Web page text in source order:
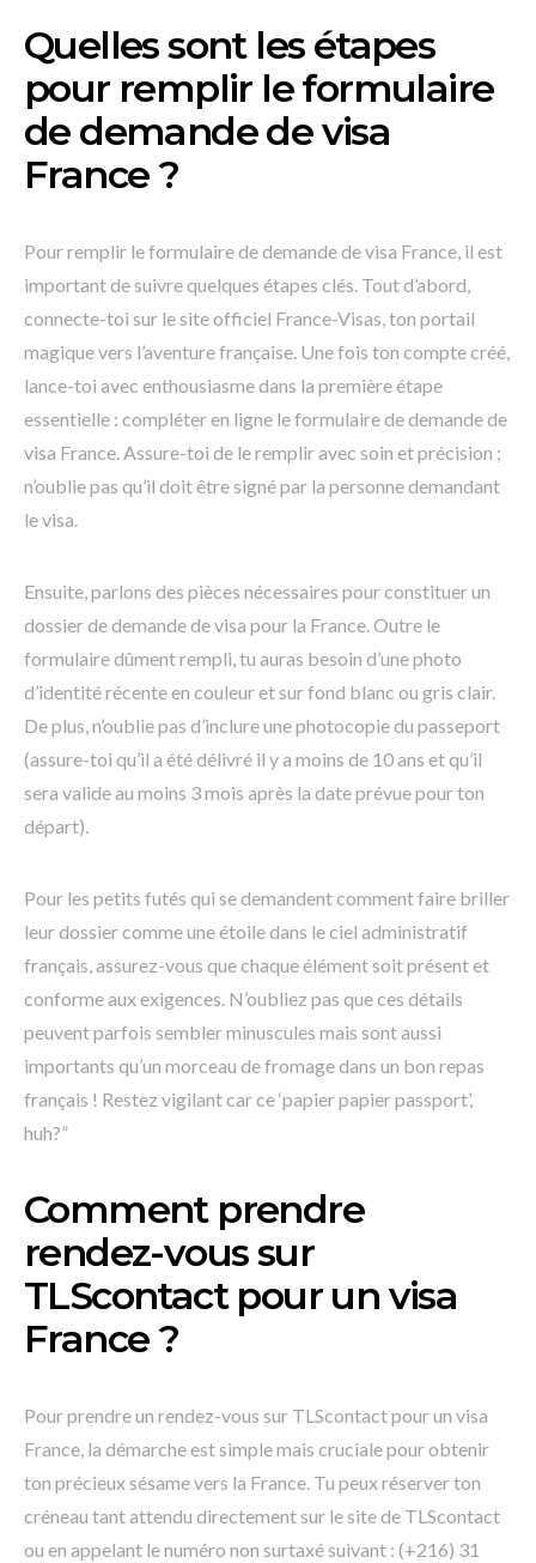
Quelles sont les étapes
pour remplir le formulaire
de demande de visa
France ?
Pour remplir le formulaire de demande de visa France, il est
important de suivre quelques étapes clés. Tout d’abord,
connecte-toi sur le site officiel France-Visas, ton portail
magique vers l’aventure française. Une fois ton compte créé,
lance-toi avec enthousiasme dans la première étape
essentielle : compléter en ligne le formulaire de demande de
visa France. Assure-toi de le remplir avec soin et précision ;
n’oublie pas qu’il doit être signé par la personne demandant
le visa.
Ensuite, parlons des pièces nécessaires pour constituer un
dossier de demande de visa pour la France. Outre le
formulaire dûment rempli, tu auras besoin d’une photo
d’identité récente en couleur et sur fond blanc ou gris clair.
De plus, n’oublie pas d’inclure une photocopie du passeport
(assure-toi qu’il a été délivré il y a moins de 10 ans et qu’il
sera valide au moins 3 mois après la date prévue pour ton
départ).
Pour les petits futés qui se demandent comment faire briller
leur dossier comme une étoile dans le ciel administratif
français, assurez-vous que chaque élément soit présent et
conforme aux exigences. N’oubliez pas que ces détails
peuvent parfois sembler minuscules mais sont aussi
importants qu’un morceau de fromage dans un bon repas
français ! Restez vigilant car ce ‘papier papier passport’,
huh?”
Comment prendre
rendez-vous sur
TLScontact pour un visa
France ?
Pour prendre un rendez-vous sur TLScontact pour un visa
France, la démarche est simple mais cruciale pour obtenir
ton précieux sésame vers la France. Tu peux réserver ton
créneau tant attendu directement sur le site de TLScontact
ou en appelant le numéro non surtaxé suivant : (+216) 31